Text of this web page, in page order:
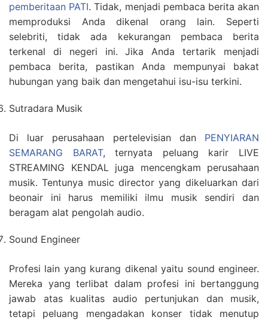
pemberitaan PATI. Tidak, menjadi pembaca berita akan
memproduksi Anda dikenal orang lain. Seperti
selebriti, tidak ada kekurangan pembaca berita
terkenal di negeri ini. Jika Anda tertarik menjadi
pembaca berita, pastikan Anda mempunyai bakat
hubungan yang baik dan mengetahui isu-isu terkini.
Sutradara Musik
Di luar perusahaan pertelevisian dan PENYIARAN
SEMARANG BARAT, ternyata peluang karir LIVE
STREAMING KENDAL juga mencengkam perusahaan
musik. Tentunya music director yang dikeluarkan dari
beonair ini harus memiliki ilmu musik sendiri dan
beragam alat pengolah audio.
Sound Engineer
Profesi lain yang kurang dikenal yaitu sound engineer.
Mereka yang terlibat dalam profesi ini bertanggung
jawab atas kualitas audio pertunjukan dan musik,
tetapi peluang mengadakan konser tidak menutup